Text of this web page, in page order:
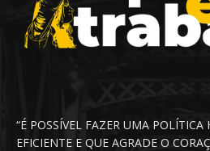
“É POSSÍVEL FAZER UMA
EFICIENTE E QUE AGRADE O